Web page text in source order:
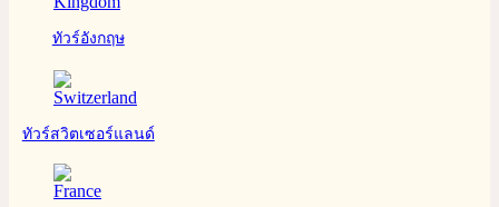
ทัวร์อังกฤษ
ทัวร์สวิตเซอร์แลนด์